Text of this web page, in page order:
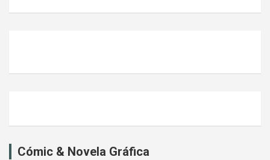
Cómic & Novela Gráfica